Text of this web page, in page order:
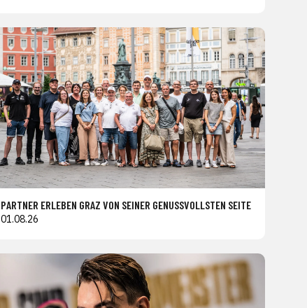
PARTNER ERLEBEN GRAZ VON SEINER GENUSSVOLLSTEN SEITE
01.08.26